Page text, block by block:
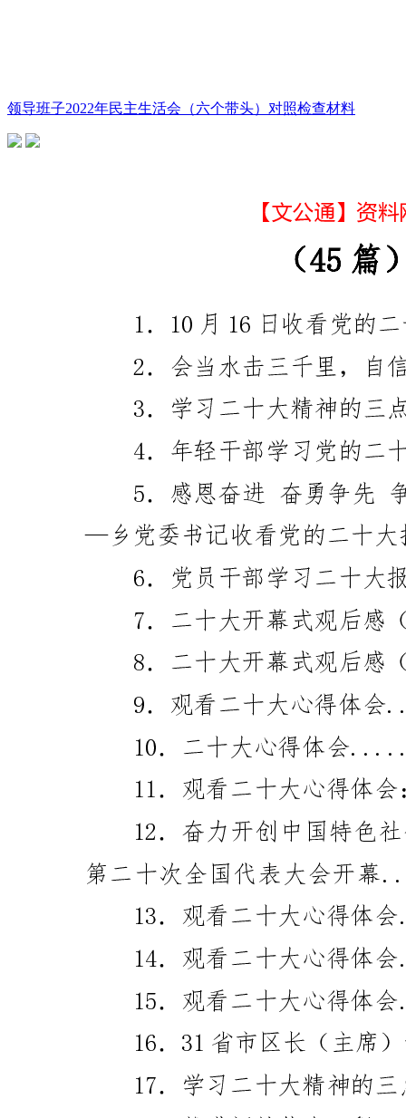
领导班子2022年民主生活会（六个带头）对照检查材料